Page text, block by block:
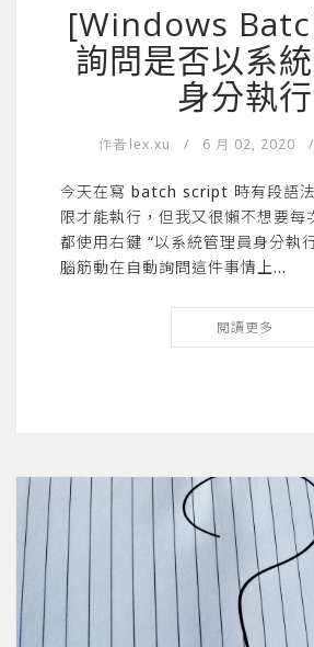
[Windows
詢問是否以系
身分執行
作者 lex.xu / 6 月 02, 2020 /
今天在寫 batch script 時有段語
限才能執行，但我又很懶不想要每
都使用右鍵 “以系統管理員身分執
腦筋動在自動詢問這件事情上…
閱讀更多